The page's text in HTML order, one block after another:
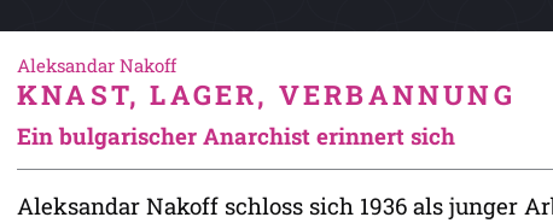
Aleksandar Nakoff
KNAST, LAGER, VERBANNUNG
Ein bulgarischer Anarchist erinnert sich
Aleksandar Nakoff schloss sich 1936 als junger